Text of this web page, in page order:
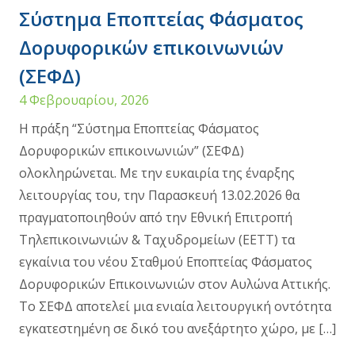
Σύστημα Εποπτείας Φάσματος
Δορυφορικών επικοινωνιών
(ΣΕΦΔ)
4 Φεβρουαρίου, 2026
Η πράξη “Σύστημα Εποπτείας Φάσματος
Δορυφορικών επικοινωνιών” (ΣΕΦΔ)
ολοκληρώνεται. Με την ευκαιρία της έναρξης
λειτουργίας του, την Παρασκευή 13.02.2026 θα
πραγματοποιηθούν από την Εθνική Επιτροπή
Τηλεπικοινωνιών & Ταχυδρομείων (ΕΕΤΤ) τα
εγκαίνια του νέου Σταθμού Εποπτείας Φάσματος
Δορυφορικών Επικοινωνιών στον Αυλώνα Αττικής.
Το ΣΕΦΔ αποτελεί μια ενιαία λειτουργική οντότητα
εγκατεστημένη σε δικό του ανεξάρτητο χώρο, με […]